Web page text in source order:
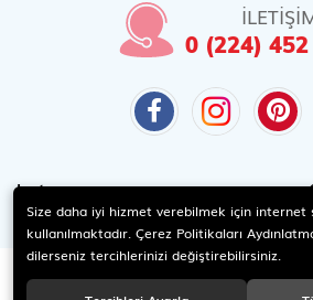
0 (224)
Instagram
Size daha iyi hizmet verebilmek için internet
kullanılmaktadır. Çerez Politikaları
dilerseniz tercihlerinizi değiştirebilirsiniz.